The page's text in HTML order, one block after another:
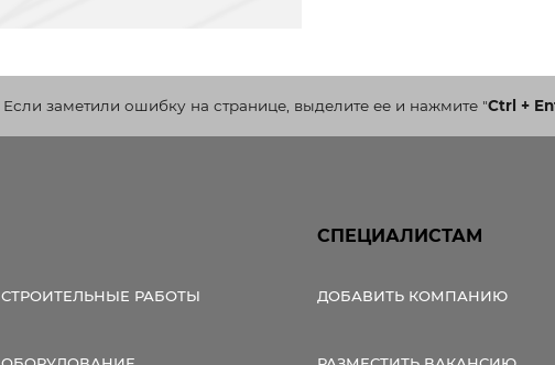
Если заметили ошибку на странице, выделите ее и нажмите"Ctrl +
СТРОИТЕЛЬНЫЕ РАБОТЫ
СПЕЦИАЛИСТАМ
ДОБАВИТЬ КОМПАНИЮ